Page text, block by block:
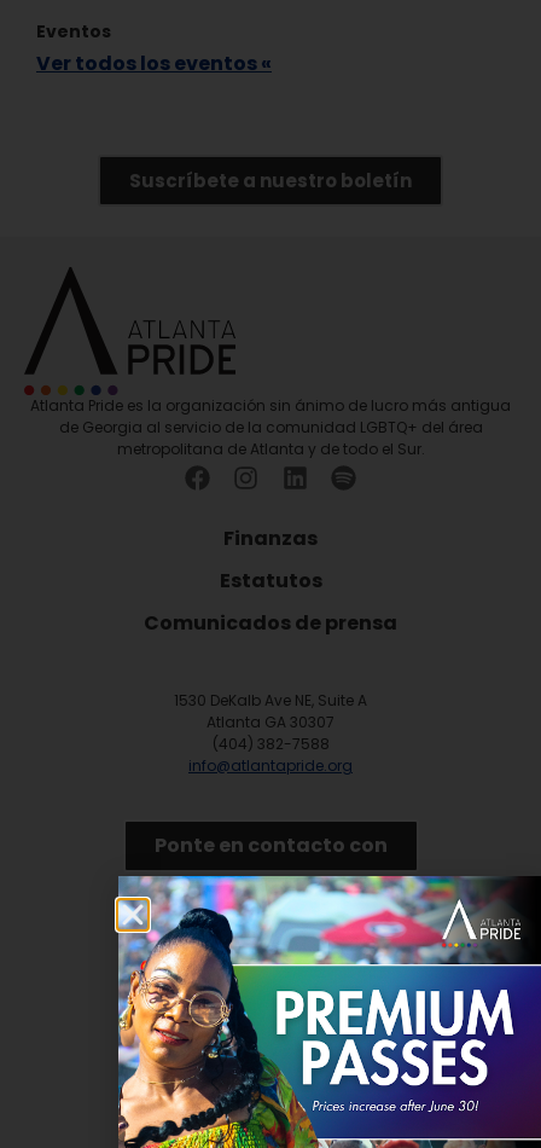
Eventos
Ver todos los eventos «
Suscríbete a nuestro boletín
Atlanta Pride es la organización sin ánimo de lucro más antigua
de Georgia al servicio de la comunidad LGBTQ+ del área
metropolitana de Atlanta y de todo el Sur.
Finanzas
Estatutos
Comunicados de prensa
1530 DeKalb Ave NE, Suite A
Atlanta GA 30307
(404) 382-7588
info@atlantapride.org
Ponte en contacto con
DONAR